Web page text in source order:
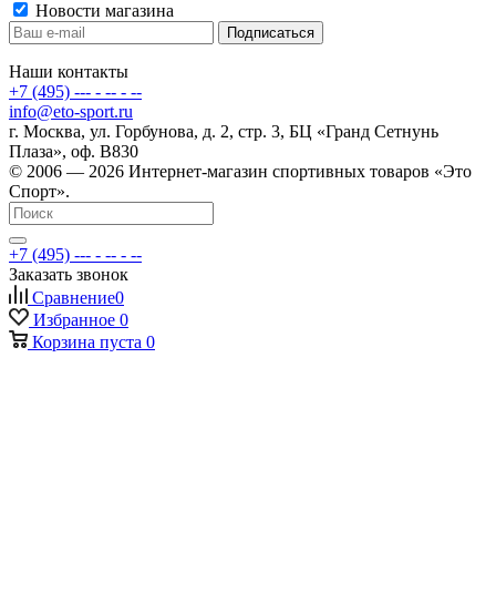
Новости магазина
Наши контакты
+7 (495) --- - -- - --
info@eto-sport.ru
г. Москва, ул. Горбунова, д. 2, стр. 3, БЦ «Гранд Сетнунь
Плаза», оф. В830
© 2006 — 2026 Интернет-магазин спортивных товаров «Это
Спорт».
+7 (495) --- - -- - --
Заказать звонок
Сравнение0
Избранное 0
Корзина пуста 0